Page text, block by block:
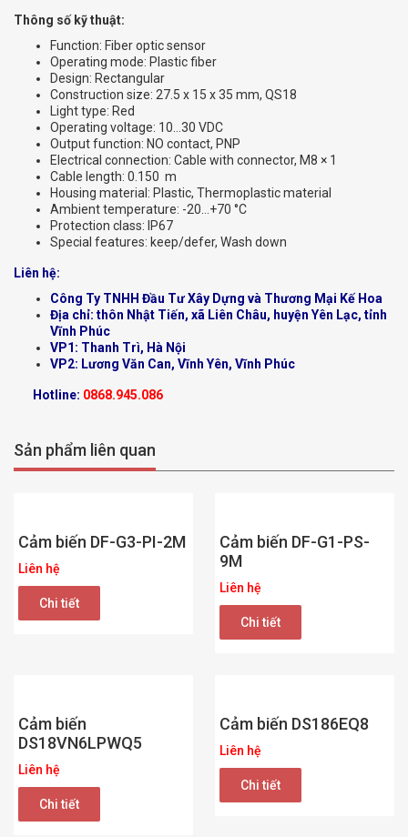
Thông số kỹ thuật:
Function: Fiber optic sensor
Operating mode: Plastic fiber
Design: Rectangular
Construction size: 27.5 x 15 x 35 mm, QS18
Light type: Red
Operating voltage: 10…30 VDC
Output function: NO contact, PNP
Electrical connection: Cable with connector, M8 × 1
Cable length: 0.150 m
Housing material: Plastic, Thermoplastic material
Ambient temperature: -20…+70 °C
Protection class: IP67
Special features: keep/defer, Wash down
Liên hệ:
Công Ty TNHH Đầu Tư Xây Dựng và Thương Mại Kế Hoa
Địa chỉ: thôn Nhật Tiến, xã Liên Châu, huyện Yên Lạc, tỉnh
Vĩnh Phúc
VP1: Thanh Trì, Hà Nội
VP2: Lương Văn Can, Vĩnh Yên, Vĩnh Phúc
Hotline: 0868.945.086
Sản phẩm liên quan
Cảm biến DF-G3-PI-2M
Liên hệ
Chi tiết
Cảm biến DF-G1-PS-
9M
Liên hệ
Chi tiết
Cảm biến
DS18VN6LPWQ5
Liên hệ
Chi tiết
Cảm biến DS186EQ8
Liên hệ
Chi tiết